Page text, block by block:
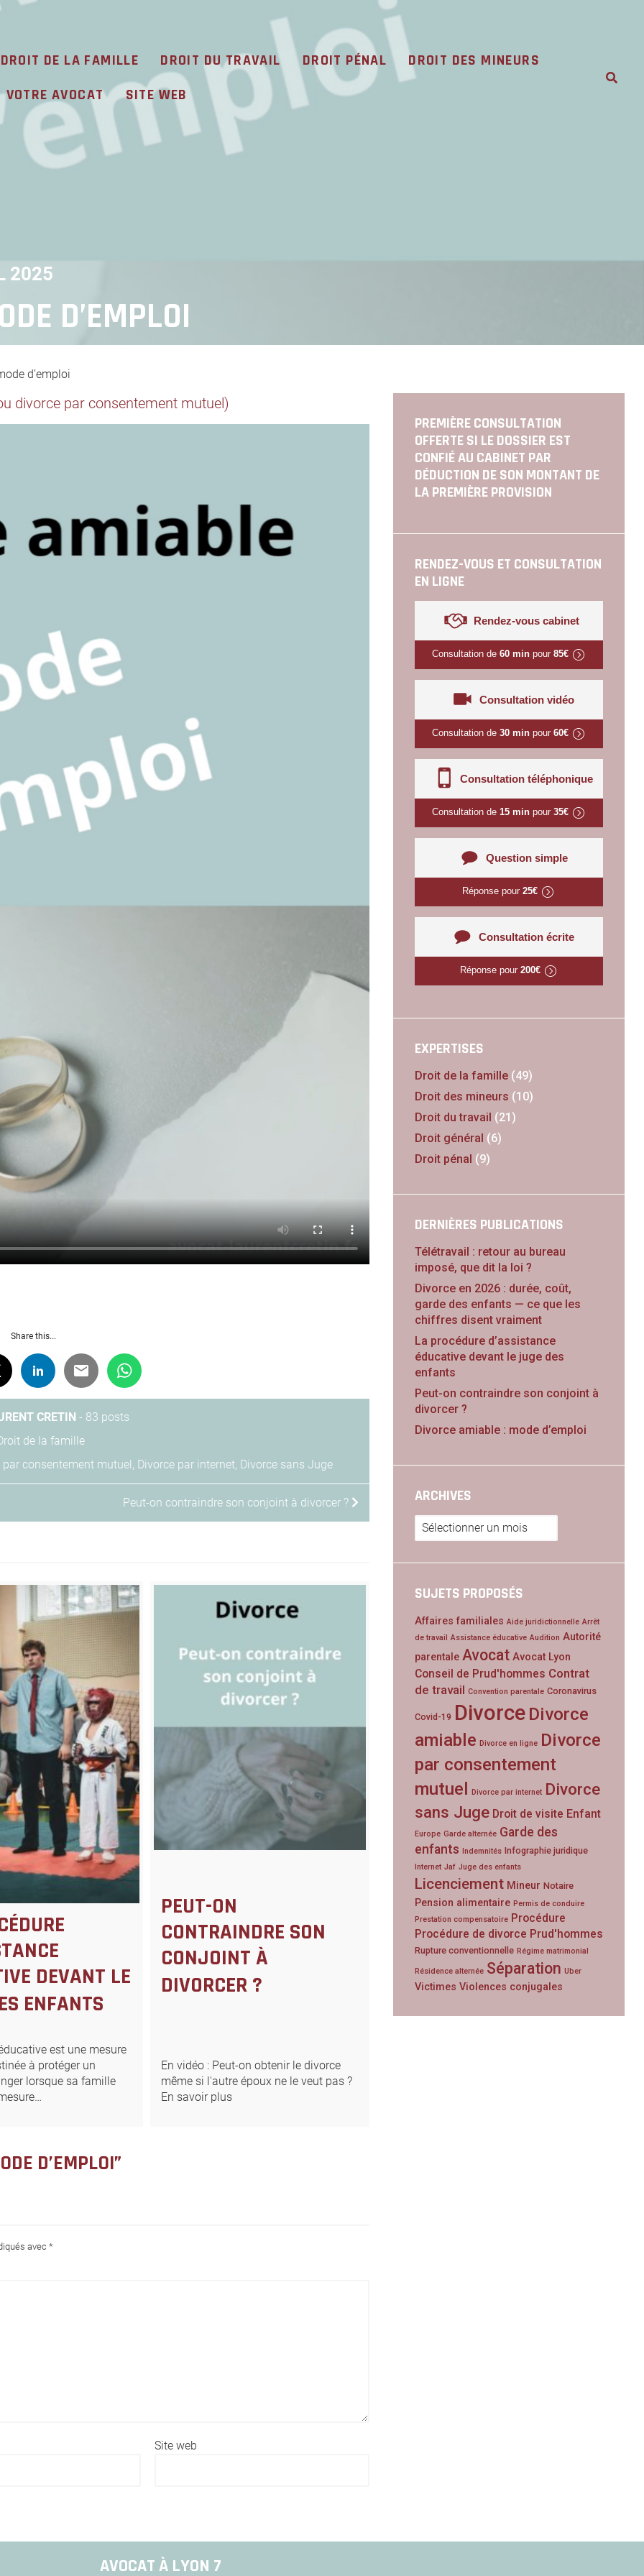
DROIT DE LA FAMILLE DROIT DU TRAVAIL DROIT PÉNAL
DROIT DES MINEURS
VOTRE AVOCAT SITE WEB
2025
D’EMPLOI
d’emploi
divorce par consentement mutuel)
Share this...
CRETIN - 83 posts
de la famille
par consentement mutuel, Divorce par internet, Divorce sans Juge
Peut-on contraindre son conjoint à divorcer ?
DEVANT LE
ENFANTS
est une mesure
à protéger un
lorsque sa famille
PEUT-ON
CONTRAINDRE SON
CONJOINT À
DIVORCER ?
En vidéo : Peut-on obtenir le divorce
même si l'autre époux ne le veut pas ?
En savoir plus
D’EMPLOI”
avec *
Site web
PREMIÈRE CONSULTATION
OFFERTE SI LE DOSSIER EST
CONFIÉ AU CABINET PAR
DÉDUCTION DE SON MONTANT DE
LA PREMIÈRE PROVISION
RENDEZ-VOUS ET CONSULTATION
EN LIGNE
Rendez-vous cabinet
Consultation de 60 minpour 85€
Consultation vidéo
Consultation de 30 minpour 60€
Consultation téléphonique
Consultation de 15 minpour 35€
Question simple
Réponse pour25€
Consultation écrite
Réponse pour 200€
EXPERTISES
Droit de la famille(49)
Droit des mineurs (10)
Droit du travail (21)
Droit général (6)
Droit pénal (9)
DERNIÈRES PUBLICATIONS
Télétravail : retour au bureau
imposé, que dit la loi ?
Divorce en 2026 : durée, coût,
garde des enfants — ce que les
chiffres disent vraiment
La procédure d’assistance
éducative devant le juge des
enfants
Peut-on contraindre son conjoint à
divorcer ?
Divorce amiable : mode d’emploi
ARCHIVES
Archives
SUJETS PROPOSÉS
Affaires familiales Aide juridictionnelle Arrêt
de travail Assistance éducative Audition Autorité
parentale Avocat Avocat Lyon
Conseil de Prud'hommes Contrat
de travail Convention parentale Coronavirus
Covid-19 Divorce Divorce
amiable Divorce en ligne Divorce
par consentement
mutuel Divorce par internet Divorce
sans Juge Droit de visite Enfant
Europe Garde alternée Garde des
enfants Indemnités Infographie juridique
Internet Jaf Juge des enfants
Licenciement Mineur Notaire
Pension alimentaire Permis de conduire
Prestation compensatoire Procédure
Procédure de divorce Prud'hommes
Rupture conventionnelle Régime matrimonial
Résidence alternée Séparation Uber
Victimes Violences conjugales
AVOCAT À LYON 7